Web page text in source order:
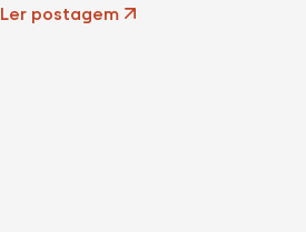
Ler postagem